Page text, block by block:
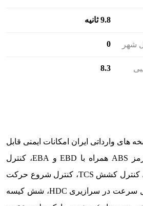
9.8 ثانیه
شهر 0
8.3
۲۰۲۴ در نسخه های وارداتی ایران امکانات ایمنی قابل
قبولی دارد که شامل ترمز ABS همراه با EBD و EBA، کنترل
پایداری الکترونیکی ESP، کنترل کشش TCS، کنترل شروع حرکت
در سربالایی HSA، کنترل سرعت در سرازیری HDC، شش کیسه